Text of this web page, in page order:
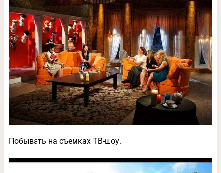
Побывать на съемках ТВ-шоу.